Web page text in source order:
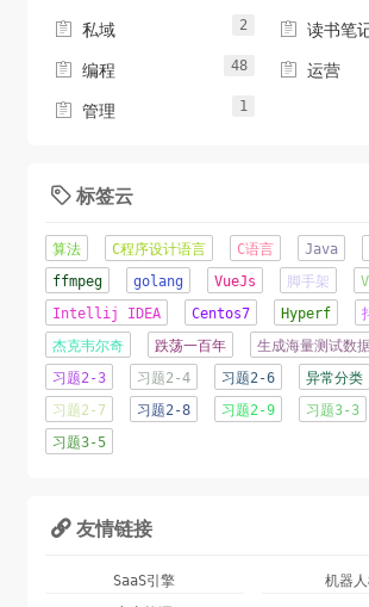
 私域 2  读书笔
 编程 48  运营
 管理 1
 标签云
算法 C程序设计语言 C语言 Java
ffmpeg
golang VueJs 脚手架
Intellij IDEA
Centos7 Hyperf
杰克韦尔奇
跌荡一百年 生成海量测试数
习题2-3
习题2-4 习题2-6 异常分类
习题2-7
习题2-8 习题2-9 习题3-3
习题3-5
 友情链接
SaaS引擎
机器